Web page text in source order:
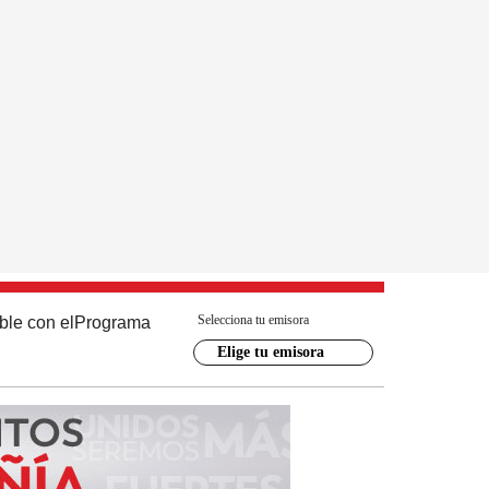
con el Programa Selecciona tu emisora
Elige tu emisora